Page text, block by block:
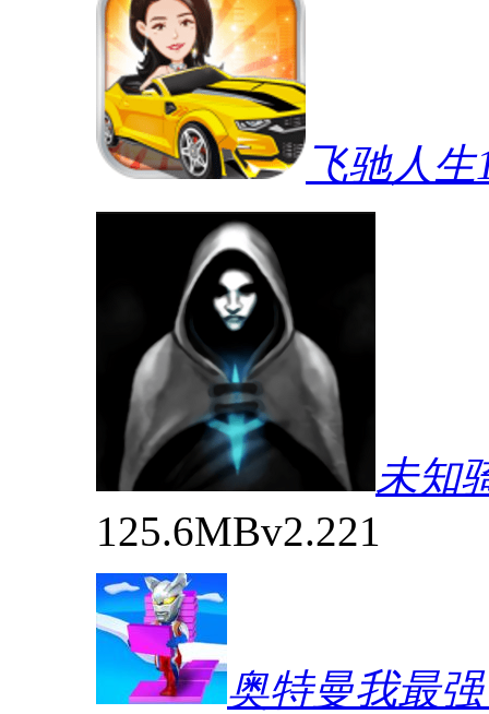
飞驰人
未知
125.6MBv2.221
奥特曼我最